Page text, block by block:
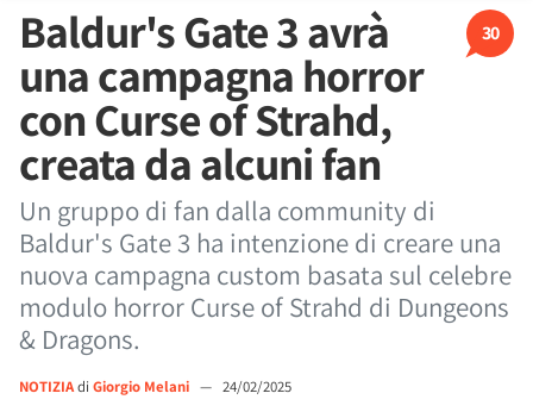
30
Baldur's Gate 3 avrà
una campagna horror
con Curse of Strahd,
creata da alcuni fan
Un gruppo di fan dalla community di
Baldur's Gate 3 ha intenzione di creare una
nuova campagna custom basata sul celebre
modulo horror Curse of Strahd di Dungeons
& Dragons.
NOTIZIAdi Giorgio Melani — 24/02/2025